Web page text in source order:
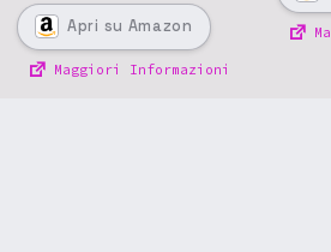
Apri su Amazon
Maggiori Informazioni